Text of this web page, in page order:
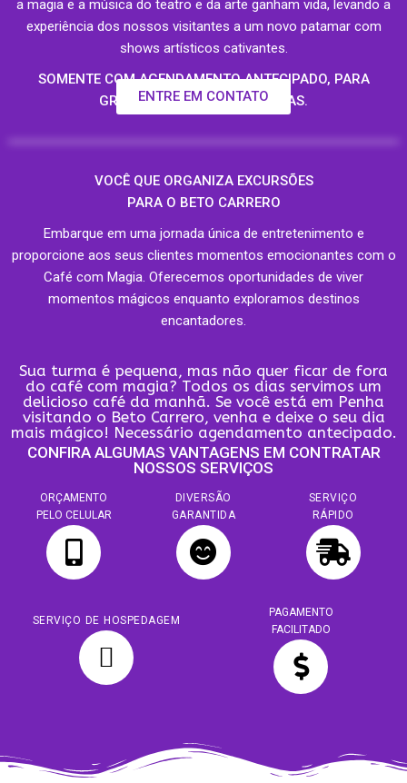
a magia e a música do teatro e da arte ganham vida, levando a
experiência dos nossos visitantes a um novo patamar com
shows artísticos cativantes.
SOMENTE COM AGENDAMENTO ANTECIPADO, PARA
GRUPOS ACIMA DE 20 PESSOAS.
ENTRE EM CONTATO
VOCÊ QUE ORGANIZA EXCURSÕES
PARA O BETO CARRERO
Embarque em uma jornada única de entretenimento e
proporcione aos seus clientes momentos emocionantes com o
Café com Magia. Oferecemos oportunidades de viver
momentos mágicos enquanto exploramos destinos
encantadores.
Sua turma é pequena, mas não quer ficar de fora
do café com magia? Todos os dias servimos um
delicioso café da manhã. Se você está em Penha
visitando o Beto Carrero, venha e deixe o seu dia
mais mágico! Necessário agendamento antecipado.
CONFIRA ALGUMAS VANTAGENS EM CONTRATAR
NOSSOS SERVIÇOS
ORÇAMENTO
PELO CELULAR
DIVERSÃO
GARANTIDA
SERVIÇO
RÁPIDO
SERVIÇO DE HOSPEDAGEM
PAGAMENTO
FACILITADO